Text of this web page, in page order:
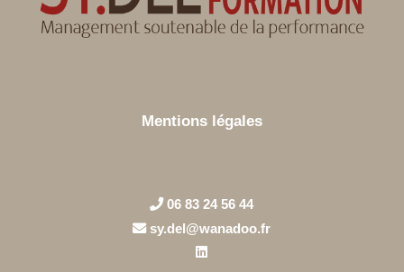
Mentions légales
06 83 24 56 44
sy.del@wanadoo.fr